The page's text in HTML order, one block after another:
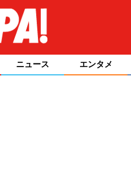
ニュース エンタメ